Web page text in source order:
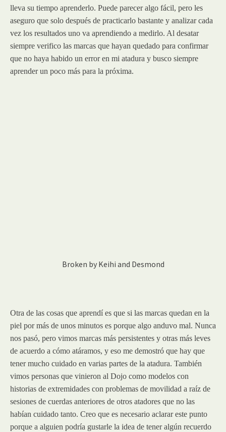
lleva su tiempo aprenderlo. Puede parecer algo fácil, pero les
aseguro que solo después de practicarlo bastante y analizar cada
vez los resultados uno va aprendiendo a medirlo. Al desatar
siempre verifico las marcas que hayan quedado para confirmar
que no haya habido un error en mi atadura y busco siempre
aprender un poco más para la próxima.
Broken by Keihi and Desmond
Otra de las cosas que aprendí es que si las marcas quedan en la
piel por más de unos minutos es porque algo anduvo mal. Nunca
nos pasó, pero vimos marcas más persistentes y otras más leves
de acuerdo a cómo atáramos, y eso me demostró que hay que
tener mucho cuidado en varias partes de la atadura. También
vimos personas que vinieron al Dojo como modelos con
historias de extremidades con problemas de movilidad a raíz de
sesiones de cuerdas anteriores de otros atadores que no las
habían cuidado tanto. Creo que es necesario aclarar este punto
porque a alguien podría gustarle la idea de tener algún recuerdo